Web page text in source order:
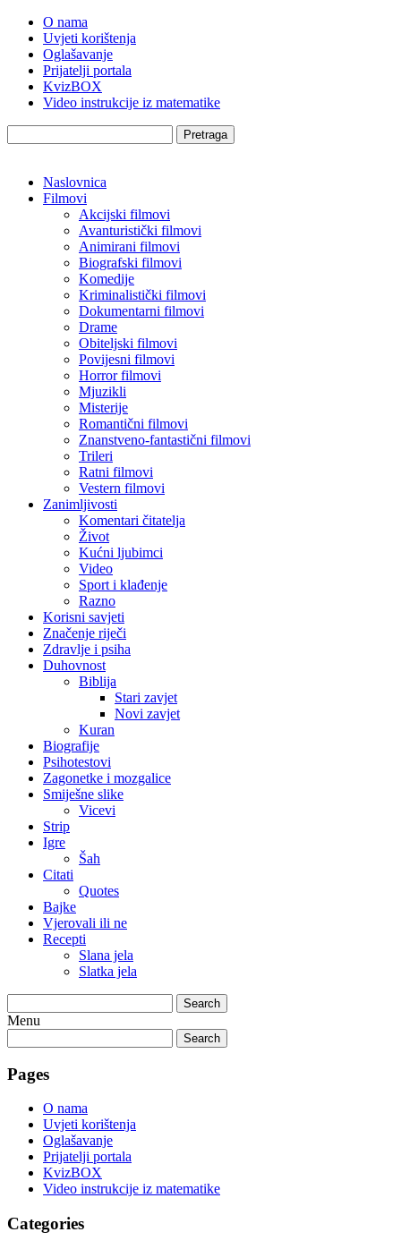
O nama
Uvjeti korištenja
Oglašavanje
Prijatelji portala
KvizBOX
Video instrukcije iz matematike
Pretraga
Naslovnica
Filmovi
Akcijski filmovi
Avanturistički filmovi
Animirani filmovi
Biografski filmovi
Komedije
Kriminalistički filmovi
Dokumentarni filmovi
Drame
Obiteljski filmovi
Povijesni filmovi
Horror filmovi
Mjuzikli
Misterije
Romantični filmovi
Znanstveno-fantastični filmovi
Trileri
Ratni filmovi
Vestern filmovi
Zanimljivosti
Komentari čitatelja
Život
Kućni ljubimci
Video
Sport i klađenje
Razno
Korisni savjeti
Značenje riječi
Zdravlje i psiha
Duhovnost
Biblija
Stari zavjet
Novi zavjet
Kuran
Biografije
Psihotestovi
Zagonetke i mozgalice
Smiješne slike
Vicevi
Strip
Igre
Šah
Citati
Quotes
Bajke
Vjerovali ili ne
Recepti
Slana jela
Slatka jela
Search
Menu
Search
Pages
O nama
Uvjeti korištenja
Oglašavanje
Prijatelji portala
KvizBOX
Video instrukcije iz matematike
Categories